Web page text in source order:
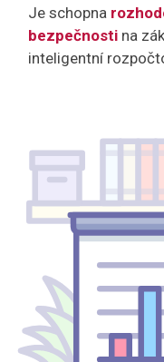
Je schopna
bezpečnostina
inteligentní